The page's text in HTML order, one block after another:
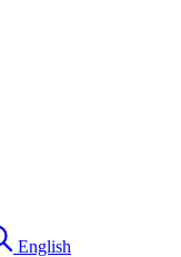
English